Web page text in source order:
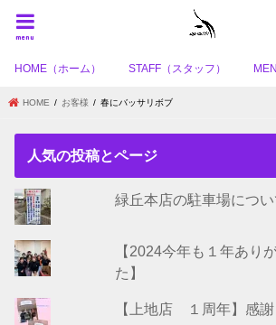
menu
HOME（ホーム） STAFF（スタッフ）
HOME お客様 春にバッサリボブ
人気の投稿とページ
緑丘本店の駐車場につい
【2024今年も１年あり
た】
【上地店 １周年】感謝